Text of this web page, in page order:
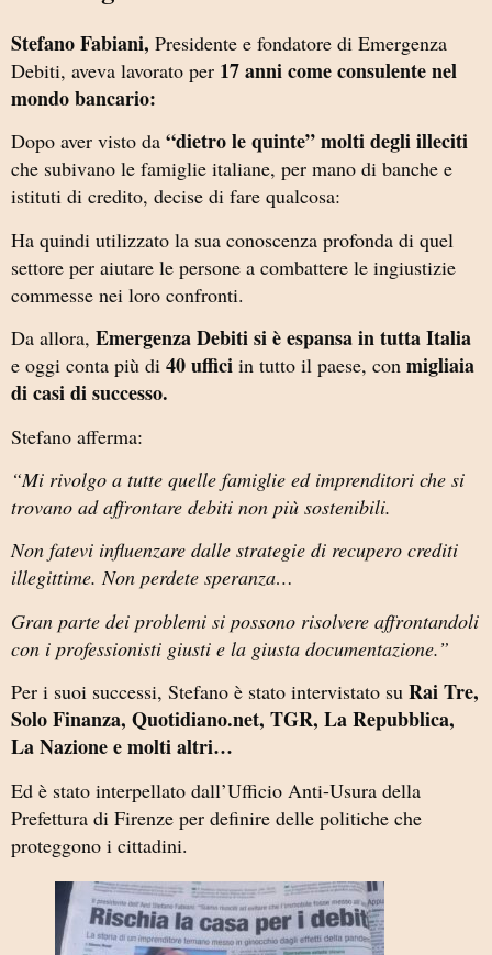
Stefano Fabiani, Presidente e fondatore di Emergenza
Debiti, aveva lavorato per 17 anni come consulente nel
mondo bancario:
Dopo aver visto da “dietro le quinte” molti degli illeciti
che subivano le famiglie italiane, per mano di banche e
istituti di credito, decise di fare qualcosa:
Ha quindi utilizzato la sua conoscenza profonda di quel
settore per aiutare le persone a combattere le ingiustizie
commesse nei loro confronti.
Da allora, Emergenza Debiti si è espansa in tutta Italia
e oggi conta più di 40 uffici in tutto il paese, con migliaia
di casi di successo.
Stefano afferma:
“Mi rivolgo a tutte quelle famiglie ed imprenditori che si
trovano ad affrontare debiti non più sostenibili.
Non fatevi influenzare dalle strategie di recupero crediti
illegittime. Non perdete speranza…
Gran parte dei problemi si possono risolvere affrontandoli
con i professionisti giusti e la giusta documentazione.”
Per i suoi successi, Stefano è stato intervistato su Rai Tre,
Solo Finanza, Quotidiano.net, TGR, La Repubblica,
La Nazione e molti altri…
Ed è stato interpellato dall’Ufficio Anti-Usura della
Prefettura di Firenze per definire delle politiche che
proteggono i cittadini.